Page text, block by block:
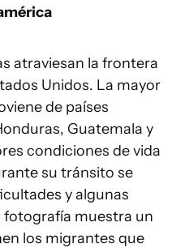
atraviesan la frontera
Unidos. La mayor
de países
Guatemala y
condiciones de vida
su tránsito se
y algunas
fotografía muestra un
los migrantes que